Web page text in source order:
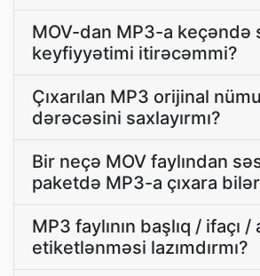
MOV-dan MP3-a keçəndə
keyfiyyətimi itirəcəmmi?
Çıxarılan MP3 orijinal
dərəcəsini saxlayırmı?
Bir neçə MOV faylından
paketdə MP3-a çıxara
MP3 faylının başlıq / ifaçı
etiketlənməsi lazımdırmı?